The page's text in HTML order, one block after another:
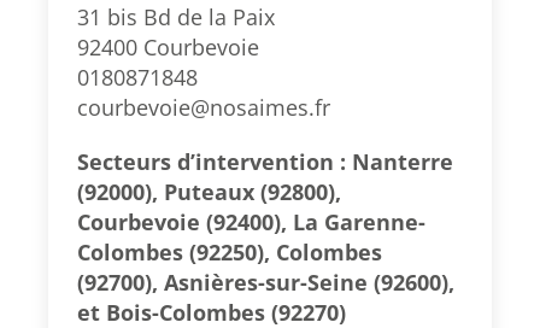
31 bis Bd de la Paix
92400 Courbevoie
0180871848
courbevoie@nosaimes.fr
Secteurs d’intervention : Nanterre
(92000), Puteaux (92800),
Courbevoie (92400), La Garenne-
Colombes (92250), Colombes
(92700), Asnières-sur-Seine (92600),
et Bois-Colombes (92270)